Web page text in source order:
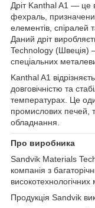
Дріт Kanthal A1 — це
фехраль,
елементів, спіралей
Даний дріт
Technology (Швеція)
спеціальних
Kanthal A1
довговічністю та
температурах. Це
промислових печей,
обладнання.
Про виробника
Sandvik Materials
компанія з
високотехнологічних
Продукція Sandvik